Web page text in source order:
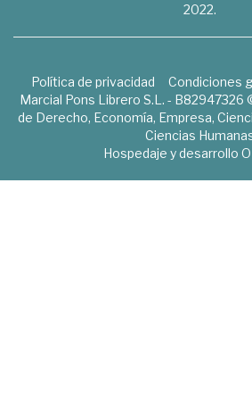
2022.
Política de privacidad Condiciones
Marcial Pons Librero S.L. - B82947326
de Derecho, Economía, Empresa,
Ciencias
Hospedaje y desarrollo